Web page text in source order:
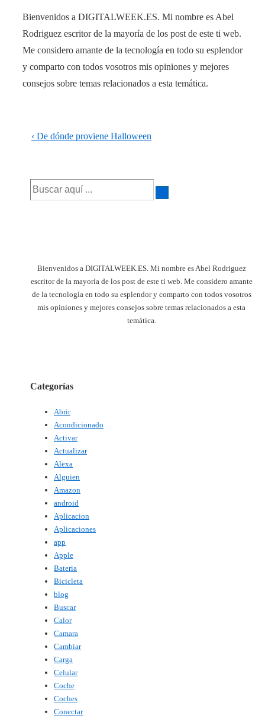
Bienvenidos a DIGITALWEEK.ES. Mi nombre es Abel
Rodriguez escritor de la mayoría de los post de este ti web.
Me considero amante de la tecnología en todo su esplendor
y comparto con todos vosotros mis opiniones y mejores
consejos sobre temas relacionados a esta temática.
Navegación
entradas
La
es
‹ De dónde proviene Halloween
Buscar
por:
Bienvenidos a DIGITALWEEK.ES. Mi nombre es Abel Rodriguez
escritor de la mayoría de los post de este ti web. Me considero amante
de la tecnología en todo su esplendor y comparto con todos vosotros
mis opiniones y mejores consejos sobre temas relacionados a esta
temática.
Categorías
Abrir
Acondicionado
Activar
Actualizar
Alexa
Alguien
Amazon
android
Aplicacion
Aplicaciones
app
Apple
Bateria
Bicicleta
blog
Buscar
Calor
Camara
Cambiar
Carga
Celular
Coche
Coches
Conectar